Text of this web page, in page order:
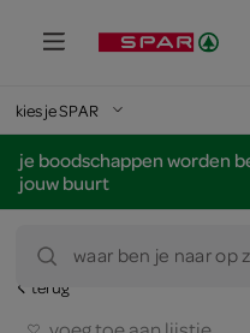
kies je SPAR
je boodschappen worden
jouw buurt
waar ben je naar op
terug